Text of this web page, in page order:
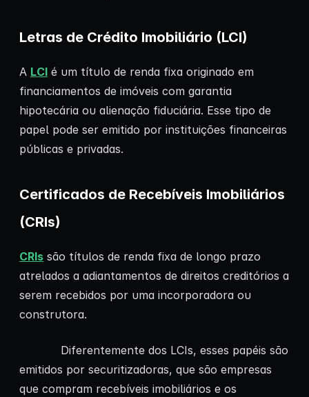
Letras de Crédito Imobiliário (LCI)
A LCI é um título de renda fixa originado em
financiamentos de imóveis com garantia
hipotecária ou alienação fiduciária. Esse tipo de
papel pode ser emitido por instituições financeiras
públicas e privadas.
Certificados de Recebíveis Imobiliários
(CRIs)
CRIs são títulos de renda fixa de longo prazo
atrelados a adiantamentos de direitos creditórios a
serem recebidos por uma incorporadora ou
construtora.
Diferentemente dos LCIs, esses papéis são
emitidos por securitizadoras, que são empresas
que compram recebíveis imobiliários e os